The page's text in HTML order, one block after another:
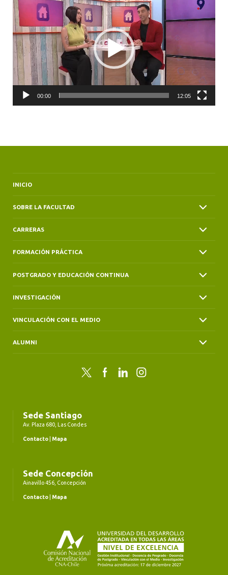
Player
00:00 12:05
INICIO
SOBRE LA FACULTAD
CARRERAS
FORMACIÓN PRÁCTICA
POSTGRADO Y EDUCACIÓN CONTINUA
INVESTIGACIÓN
VINCULACIÓN CON EL MEDIO
ALUMNI
Twitter FacebookLinkedInInstagram
Sede Santiago
Av. Plaza 680, Las Condes
Contacto Mapa
Sede Concepción
Ainavillo 456, Concepción
Contacto Mapa